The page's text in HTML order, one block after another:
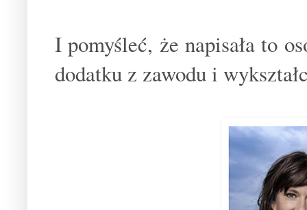
I pomyśleć, że napisała to
dodatku z zawodu i